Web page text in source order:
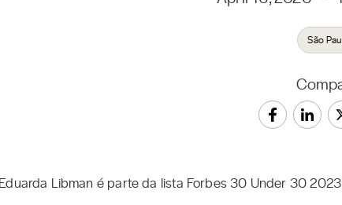
São
Libman é parte da lista Forbes 30 Under 30